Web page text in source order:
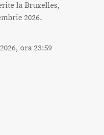
la Bruxelles,
2026.
ora 23:59